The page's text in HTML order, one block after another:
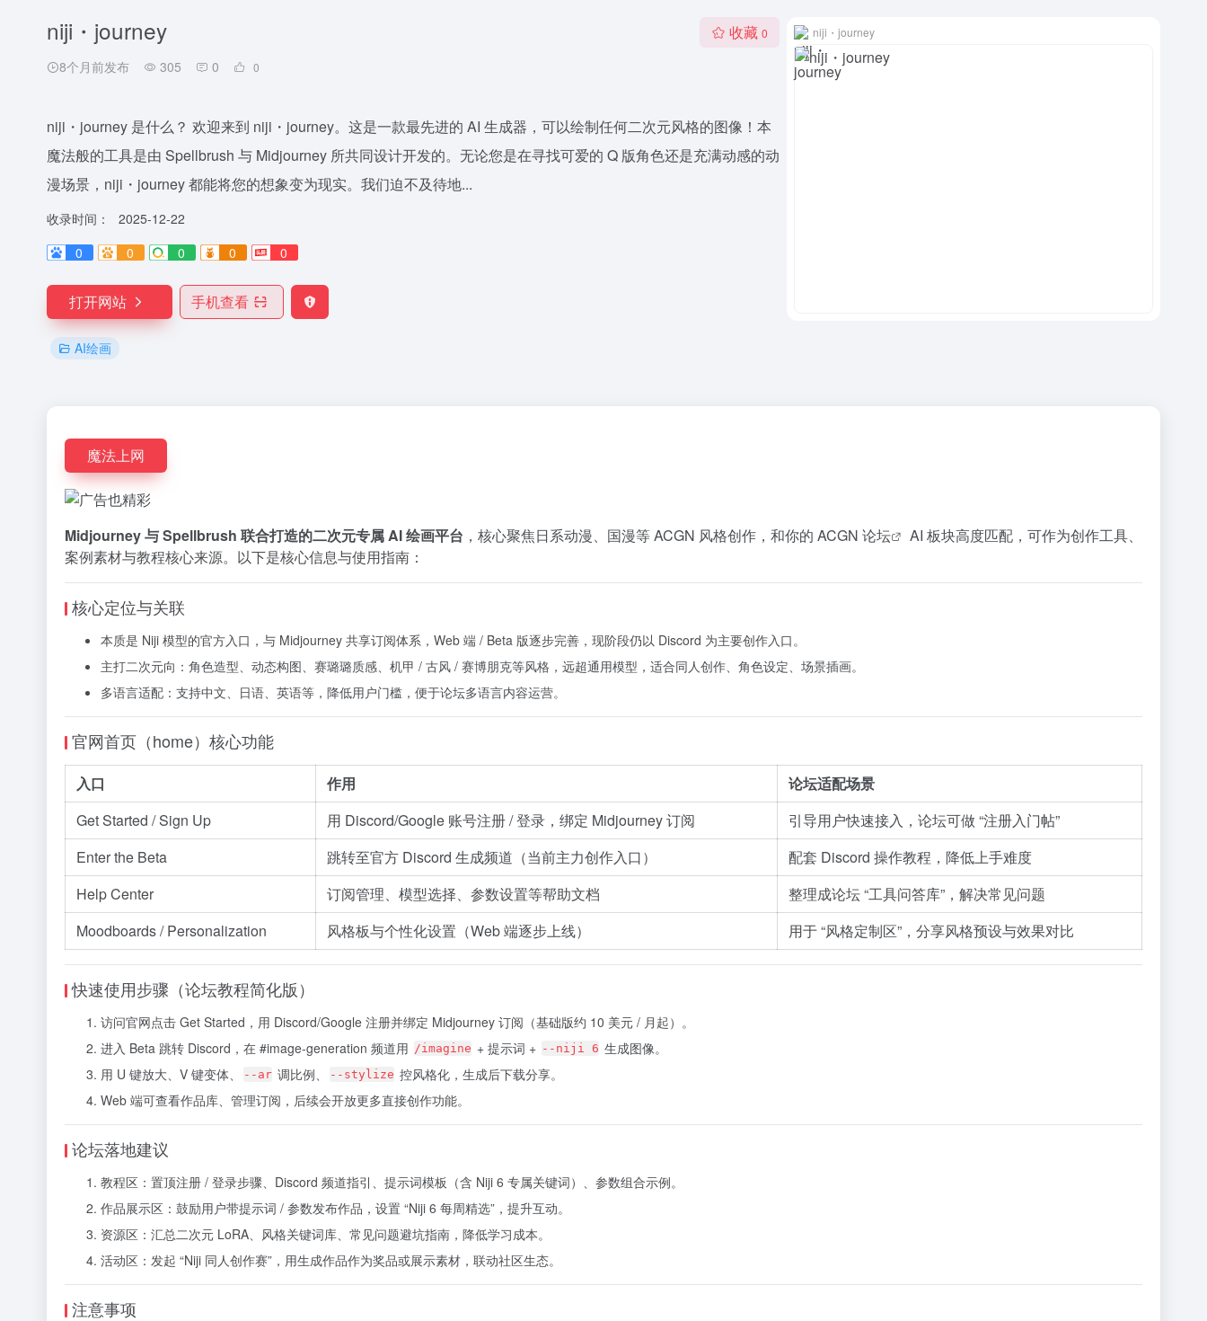
niji・journey
8个月前发布 305 0 0
收藏 0
niji・journey 是什么？ 欢迎来到 niji・journey。这是一款最先进的 AI 生成器，可以绘制任何二次元风格的图像！本
魔法般的工具是由 Spellbrush 与 Midjourney 所共同设计开发的。无论您是在寻找可爱的 Q 版角色还是充满动感的动
漫场景，niji・journey 都能将您的想象变为现实。我们迫不及待地...
收录时间：
2025-12-22
0
0 0 0 0
打开网站 手机查看
AI绘画
niji・journey
魔法上网
Midjourney 与 Spellbrush 联合打造的二次元专属 AI 绘画平台 ，核心聚焦日系动漫、国漫等 ACGN 风格创作，和你的 ACGN 论坛
AI 板块高度匹配，可作为创作工具、
案例素材与教程核心来源。以下是核心信息与使用指南：
核心定位与关联
本质是 Niji 模型的官方入口，与 Midjourney 共享订阅体系，Web 端 / Beta 版逐步完善，现阶段仍以 Discord 为主要创作入口。
主打二次元向：角色造型、动态构图、赛璐璐质感、机甲 / 古风 / 赛博朋克等风格，远超通用模型，适合同人创作、角色设定、场景插画。
多语言适配：支持中文、日语、英语等，降低用户门槛，便于论坛多语言内容运营。
官网首页（home）核心功能
入口 作用
论坛适配场景
Get Started / Sign Up
用 Discord/Google 账号注册 / 登录，绑定 Midjourney 订阅
引导用户快速接入，论坛可做 “注册入门帖”
Enter the Beta
跳转至官方 Discord 生成频道（当前主力创作入口）
配套 Discord 操作教程，降低上手难度
Help Center
订阅管理、模型选择、参数设置等帮助文档
整理成论坛 “工具问答库”，解决常见问题
Moodboards / Personalization
风格板与个性化设置（Web 端逐步上线） 用于 “风格定制区”，分享风格预设与效果对比
快速使用步骤（论坛教程简化版）
访问官网点击 Get Started，用 Discord/Google 注册并绑定 Midjourney 订阅（基础版约 10 美元 / 月起）。
进入 Beta 跳转 Discord，在 #image-generation 频道用 /imagine + 提示词 + --niji 6 生成图像。
用 U 键放大、V 键变体、
--ar 调比例、 --stylize 控风格化，生成后下载分享。
Web 端可查看作品库、管理订阅，后续会开放更多直接创作功能。
论坛落地建议
教程区：置顶注册 / 登录步骤、Discord 频道指引、提示词模板（含 Niji 6 专属关键词）、参数组合示例。
作品展示区：鼓励用户带提示词 / 参数发布作品，设置 “Niji 6 每周精选”，提升互动。
资源区：汇总二次元 LoRA、风格关键词库、常见问题避坑指南，降低学习成本。
活动区：发起 “Niji 同人创作赛”，用生成作品作为奖品或展示素材，联动社区生态。
注意事项